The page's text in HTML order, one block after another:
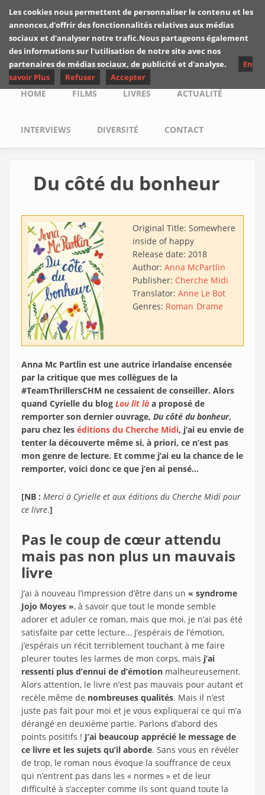
Skip to main content
Les critiques de
Yuyine
Main menu
HOME FILMS LIVRES ACTUALITÉ
INTERVIEWS DIVERSITÉ CONTACT
Du côté du bonheur
Original Title: Somewhere
inside of happy
Release date: 2018
Author: Anna McPartlin
Publisher: Cherche Midi
Translator: Anne Le Bot
Genres: Roman Drame
Anna Mc Partlin est une autrice irlandaise encensée
par la critique que mes collègues de la
#TeamThrillersCHM ne cessaient de conseiller. Alors
quand Cyrielle du blog Lou lit là a proposé de
remporter son dernier ouvrage, Du côté du bonheur,
paru chez les éditions du Cherche Midi, j’ai eu envie de
tenter la découverte même si, à priori, ce n’est pas
mon genre de lecture. Et comme j’ai eu la chance de le
remporter, voici donc ce que j’en ai pensé…
[NB : Merci à Cyrielle et aux éditions du Cherche Midi pour
ce livre.]
Pas le coup de cœur attendu
mais pas non plus un mauvais
livre
J’ai à nouveau l’impression d’être dans un « syndrome
Jojo Moyes », à savoir que tout le monde semble
adorer et aduler ce roman, mais que moi, je n’ai pas été
satisfaite par cette lecture… J’espérais de l’émotion,
j’espérais un récit terriblement touchant à me faire
pleurer toutes les larmes de mon corps, mais j’ai
ressenti plus d’ennui de d’émotion malheureusement.
Alors attention, le livre n’est pas mauvais pour autant et
recèle même de nombreuses qualités. Mais il n’est
juste pas fait pour moi et je vous expliquerai ce qui m’a
dérangé en deuxième partie. Parlons d’abord des
points positifs ! J’ai beaucoup apprécié le message de
ce livre et les sujets qu’il aborde. Sans vous en révéler
de trop, le roman nous évoque la souffrance de ceux
qui n’entrent pas dans les « normes » et de leur
difficulté à s’accepter comme ils sont quand toute la
Les cookies nous permettent de personnaliser le contenu et les
annonces,d'offrir des fonctionnalités relatives aux médias
sociaux et d'analyser notre trafic.Nous partageons également
des informations sur l'utilisation de notre site avec nos
partenaires de médias sociaux, de publicité et d'analyse.
En
savoir Plus
Refuser Accepter